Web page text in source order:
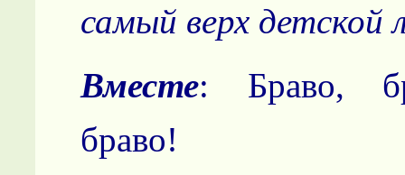
самый верх детской
Вместе: Браво,
браво!